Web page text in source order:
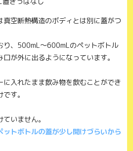
真空断熱構造のボディとは別に蓋がつ
り、500mL〜600mLのペットボトル
が外に出るようになっています。
入れたまま飲み物を飲むことができ
す。
いません。
ットボトルの蓋が少し開けづらいから